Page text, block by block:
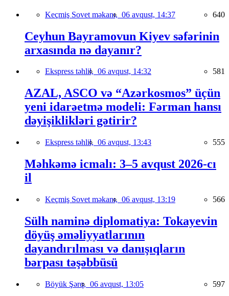
Keçmiş Sovet məkanı, 06 avqust, 14:37 640
Ceyhun Bayramovun Kiyev səfərinin
arxasında nə dayanır?
Ekspress təhlil, 06 avqust, 14:32 581
AZAL, ASCO və “Azərkosmos” üçün
yeni idarəetmə modeli: Fərman hansı
dəyişiklikləri gətirir?
Ekspress təhlil, 06 avqust, 13:43 555
Məhkəmə icmalı: 3–5 avqust 2026-cı
il
Keçmiş Sovet məkanı, 06 avqust, 13:19 566
Sülh naminə diplomatiya: Tokayevin
döyüş əməliyyatlarının
dayandırılması və danışıqların
bərpası təşəbbüsü
Böyük Şərq, 06 avqust, 13:05 597